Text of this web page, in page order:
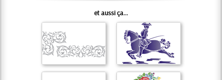
et aussi ça...